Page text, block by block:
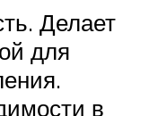
Делает
для
в